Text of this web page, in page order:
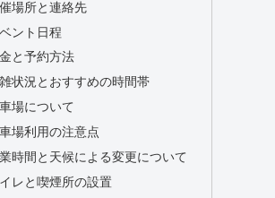
場所と連絡先
ント日程
と予約方法
状況とおすすめの時間帯
場について
場利用の注意点
時間と天候による変更について
レと喫煙所の設置